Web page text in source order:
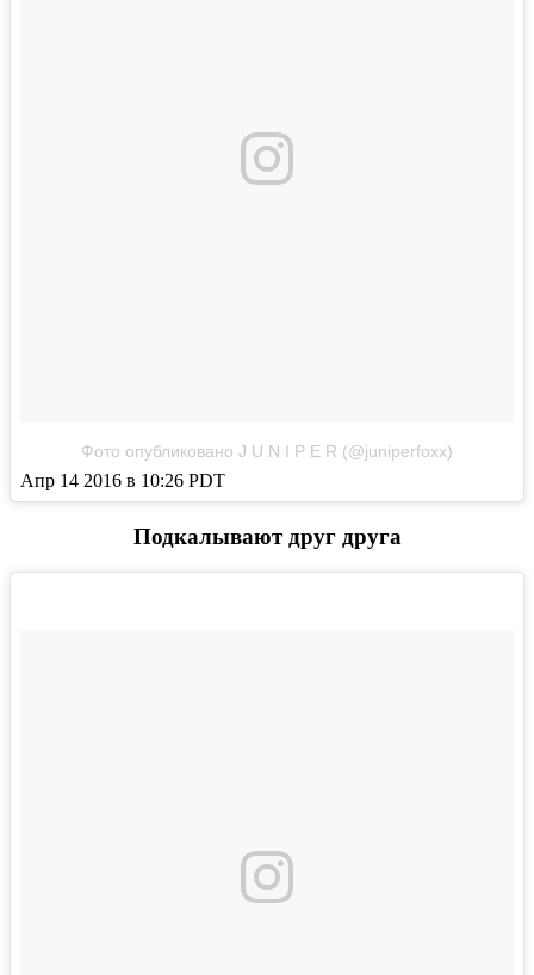
Фото опубликовано J U N I P E R (@juniperfoxx)
Апр 14 2016 в 10:26 PDT
Подкалывают друг друга